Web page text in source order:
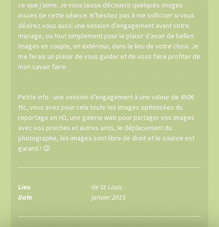
ce que j’aime. Je vous laisse découvrir quelques images
issues de cette séance. N’hésitez pas à me solliciter si vous
désirez vous aussi une session d’engagement avant votre
mariage, ou tout simplement pour le plaisir d’avoir de belles
images en couple, en extérieur, dans le lieu de votre choix. Je
me ferais un plaisir de vous guider et de vous faire profiter de
mon savoir faire.
Petite info : une session d’engagement à une valeur de 450€
ttc, vous avez pour cela toute les images optimisées du
reportage en HD, une galerie web pour partager vos images
avec vos proches et autres amis, le déplacement du
photographe, les images sont libre de droit et le sourire est
garanti ! 😉
Lieu
Ile St Louis
Date
janvier 2015